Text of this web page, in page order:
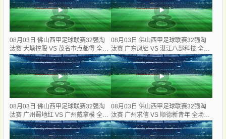
08月03日 佛山西甲足球联赛32强淘
汰赛 大塘控股 VS 茂名市点都得 全场
录像
08月03日 佛山西甲足球联赛32强淘
汰赛 广东凤铝 VS 湛江八部科技 全场
录像
08月03日 佛山西甲足球联赛32强淘
汰赛 广州蜀地红 VS 广州戴拿模 全场
录像
08月03日 佛山西甲足球联赛32强淘
汰赛 广州求信 VS 顺德新青年 全场录
像